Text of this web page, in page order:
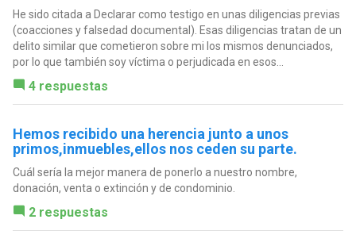
He sido citada a Declarar como testigo en unas diligencias previas
(coacciones y falsedad documental). Esas diligencias tratan de un
delito similar que cometieron sobre mi los mismos denunciados,
por lo que también soy víctima o perjudicada en esos...
4 respuestas
Hemos recibido una herencia junto a unos
primos,inmuebles,ellos nos ceden su parte.
Cuál sería la mejor manera de ponerlo a nuestro nombre,
donación, venta o extinción y de condominio.
2 respuestas